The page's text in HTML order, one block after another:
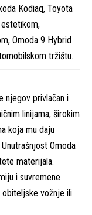
Kodiaq, Toyota
estetikom,
Omoda 9 Hybrid
tržištu.
njegov privlačan i
linijama, širokim
koja mu daju
Omoda
materijala.
i suvremene
vožnje ili